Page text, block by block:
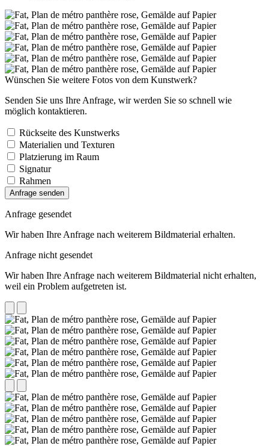
Wünschen Sie weitere Fotos von dem Kunstwerk?
Senden Sie uns Ihre Anfrage, wir werden Sie so schnell wie
möglich kontaktieren.
Rückseite des Kunstwerks
Materialien und Texturen
Platzierung im Raum
Signatur
Rahmen
Anfrage senden
Anfrage gesendet
Wir haben Ihre Anfrage nach weiterem Bildmaterial erhalten.
Anfrage nicht gesendet
Wir haben Ihre Anfrage nach weiterem Bildmaterial nicht erhalten,
weil ein Problem aufgetreten ist.